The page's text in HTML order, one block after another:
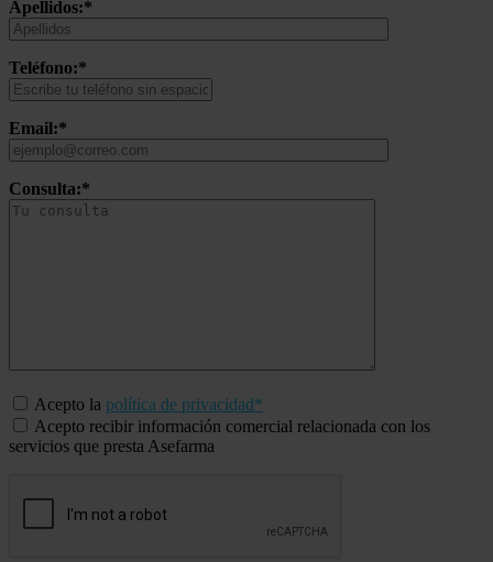
Apellidos:*
Teléfono:*
Email:*
Consulta:*
Acepto la política de privacidad*
Acepto recibir información comercial relacionada con los
servicios que presta Asefarma